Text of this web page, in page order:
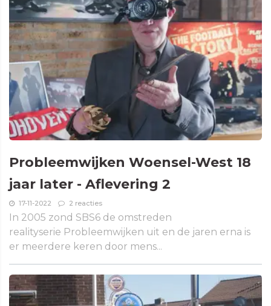
Probleemwijken Woensel-West 18
jaar later - Aflevering 2
17-11-2022 2 reacties
In 2005 zond SBS6 de omstreden
realityserie Probleemwijken uit en de jaren erna is
er meerdere keren door mens...